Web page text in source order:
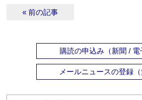
« 前の記事
購読の申込み（新聞 / 電
メールニュースの登録（